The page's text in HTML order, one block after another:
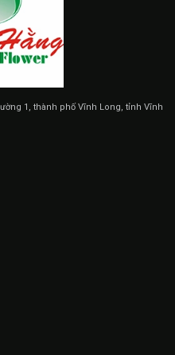
1, thành phố Vĩnh Long, tỉnh Vĩnh